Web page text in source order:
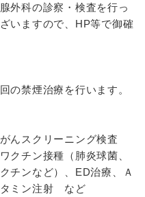
外科の診察・検査を行っ
いますので、HP等で御確
の禁煙治療を行います。
んスクリーニング検査
クチン接種（肺炎球菌、
チンなど）、ED治療、Ａ
タミン注射 など